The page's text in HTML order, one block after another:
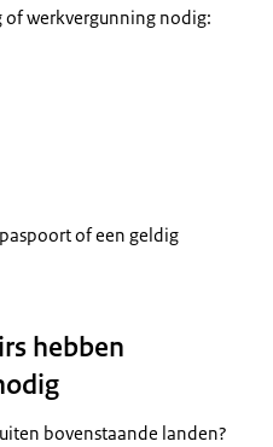
of werkvergunning nodig:
of een geldig
hebben
bovenstaande landen?